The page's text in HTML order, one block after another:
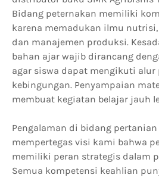
Bidang peternakan memiliki
karena memadukan ilmu nutrisi,
dan manajemen produksi.
bahan ajar wajib dirancang
agar siswa dapat mengikuti alur
kebingungan. Penyampaian
membuat kegiatan belajar jauh
Pengalaman di bidang
mempertegas visi kami bahwa
memiliki peran strategis dalam
Semua kompetensi keahlian